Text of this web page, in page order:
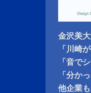
金沢美
「川崎
「音で
「分か
他企業